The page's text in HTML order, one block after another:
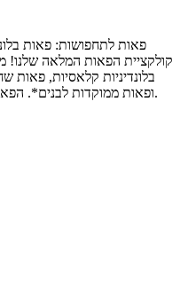
פאות לתחפושות: פאות
בלונדיניות קלאסיות, פאות
ופאות ממוקדות לבנים*. הפאה המושלמת כדי להשלים את התחפושת.